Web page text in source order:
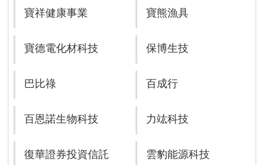
寶祥健康事業 寶熊漁具
寶德電化材科技 保博生技
巴比祿 百成行
百恩諾生物科技 力竑科技
復華證券投資信託 雲豹能源科技